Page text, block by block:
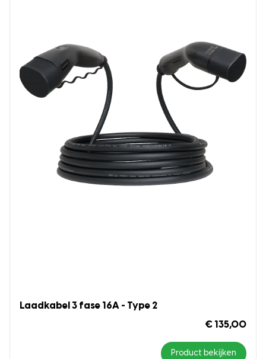
Laadkabel 3 fase 16A - Type 2
€ 135,00
Product bekijken